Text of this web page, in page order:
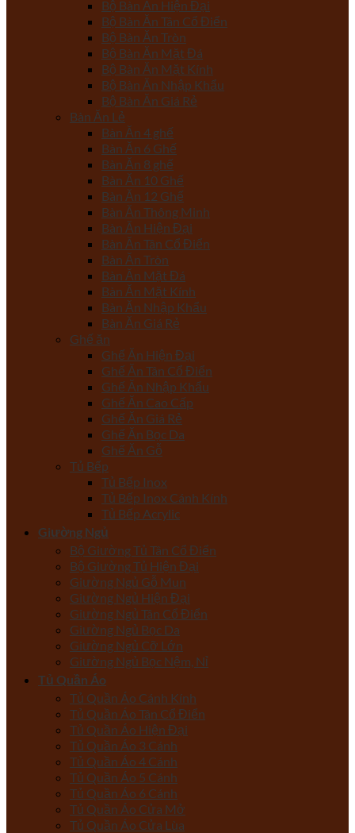
Bộ Bàn Ăn Hiện Đại
Bộ Bàn Ăn Tân Cổ Điển
Bộ Bàn Ăn Tròn
Bộ Bàn Ăn Mặt Đá
Bộ Bàn Ăn Mặt Kính
Bộ Bàn Ăn Nhập Khẩu
Bộ Bàn Ăn Giá Rẻ
Bàn Ăn Lẻ
Bàn Ăn 4 ghế
Bàn Ăn 6 Ghế
Bàn Ăn 8 ghế
Bàn Ăn 10 Ghế
Bàn Ăn 12 Ghế
Bàn Ăn Thông Minh
Bàn Ăn Hiện Đại
Bàn Ăn Tân Cổ Điển
Bàn Ăn Tròn
Bàn Ăn Mặt Đá
Bàn Ăn Mặt Kính
Bàn Ăn Nhập Khẩu
Bàn Ăn Giá Rẻ
Ghế ăn
Ghế Ăn Hiện Đại
Ghế Ăn Tân Cổ Điển
Ghế Ăn Nhập Khẩu
Ghế Ăn Cao Cấp
Ghế Ăn Giá Rẻ
Ghế Ăn Bọc Da
Ghế Ăn Gỗ
Tủ Bếp
Tủ Bếp Inox
Tủ Bếp Inox Cánh Kính
Tủ Bếp Acrylic
Giường Ngủ
Bộ Giường Tủ Tân Cổ Điển
Bộ Giường Tủ Hiện Đại
Giường Ngủ Gỗ Mun
Giường Ngủ Hiện Đại
Giường Ngủ Tân Cổ Điển
Giường Ngủ Bọc Da
Giường Ngủ Cỡ Lớn
Giường Ngủ Bọc Nệm, Nỉ
Tủ Quần Áo
Tủ Quần Áo Cánh Kính
Tủ Quần Áo Tân Cổ Điển
Tủ Quần Áo Hiện Đại
Tủ Quần Áo 3 Cánh
Tủ Quần Áo 4 Cánh
Tủ Quần Áo 5 Cánh
Tủ Quần Áo 6 Cánh
Tủ Quần Áo Cửa Mở
Tủ Quần Áo Cửa Lùa